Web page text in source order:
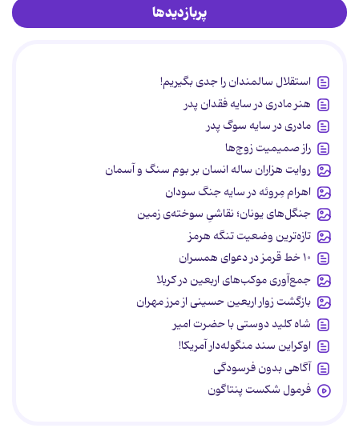
پربازدیدها
استقلال سالمندان را جدی بگیریم!
هنر مادری در سایه‌ فقدان پدر
مادری در سایه سوگ پدر
راز صمیمیت زوج‌ها
روایت هزاران ساله انسان بر بوم سنگ و آسمان
اهرام مِروئه در سایه جنگ سودان
جنگل‌های یونان؛ نقاشیِ سوخته‌ی زمین
تازه‌ترین وضعیت تنگه هرمز
۱۰ خط قرمز در دعوای همسران
جمع‌آوری موکب‌های اربعین در کربلا
بازگشت زوار اربعین حسینی از مرز مهران
شاه کلید دوستی با حضرت امیر
اوکراین سند منگوله‌دار آمریکا!
آگاهی بدون فرسودگی
فرمول شکست پنتاگون